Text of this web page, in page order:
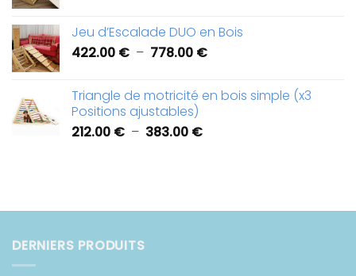
782.00 €
264.00 €
à
Jeu d’Escalade DUO en Bois
422.00 € – 778.00 €Plage
422.00 €
Triangle de motricité en bois simple (x3
Positions ajustables)
212.00 € – 383.00 €Plage
383.00 €
DERNIERS PRODUITS